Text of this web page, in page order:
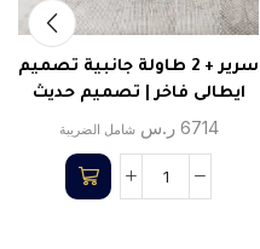
سرير + 2 طاولة جانبية تصميم
ايطالى فاخر | تصميم حديث
6714 ر.س شامل الضريبة